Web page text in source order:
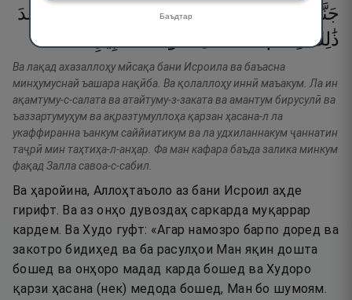
جَنَّـٰتٍۢ
تَحْتِهَا ٱلْأَنْهَـٰرُ ۚ
بَعْدَ
ذَٰلِكَ
Ва лақад ахазаллоҳу мӣсақа бани Исроила ва баъасна
минҳумуснай ъашара нақӣба. Ва қолаллоҳу иннӣ маъакум. Ла ин
ақамтуму-с-салата ва атайтуму-з-заката ва амантум бирусулӣ ва
ъаззартумуҳум ва ақразтумуллоҳа қарзан ҳасана-л ла
укаффиранна ъанкум саййиатикум ва ла удхиланнакум ҷаннатин
таҷрӣ мин таҳтиҳа-л-анҳар. Фа ман кафара баъда залика минкум
фақад Залла савоа-с-сабил.
Ва ҳаройина, Аллоҳтаъоло аз бани Исроил аҳде
гирифт. Ва аз онҳо дувоздаҳ саркарда муқаррар
кардем. Ва Худо гуфт: «Агар намозро барпо доред ва
закотро бидиҳед ва ба расулҳои Ман яқин дошта
бошед ва онҳоро мадад карда бошед ва Худоро
қарзи ҳасана (нек) медода бошед, Ман бо шумоям.
Баъдтар